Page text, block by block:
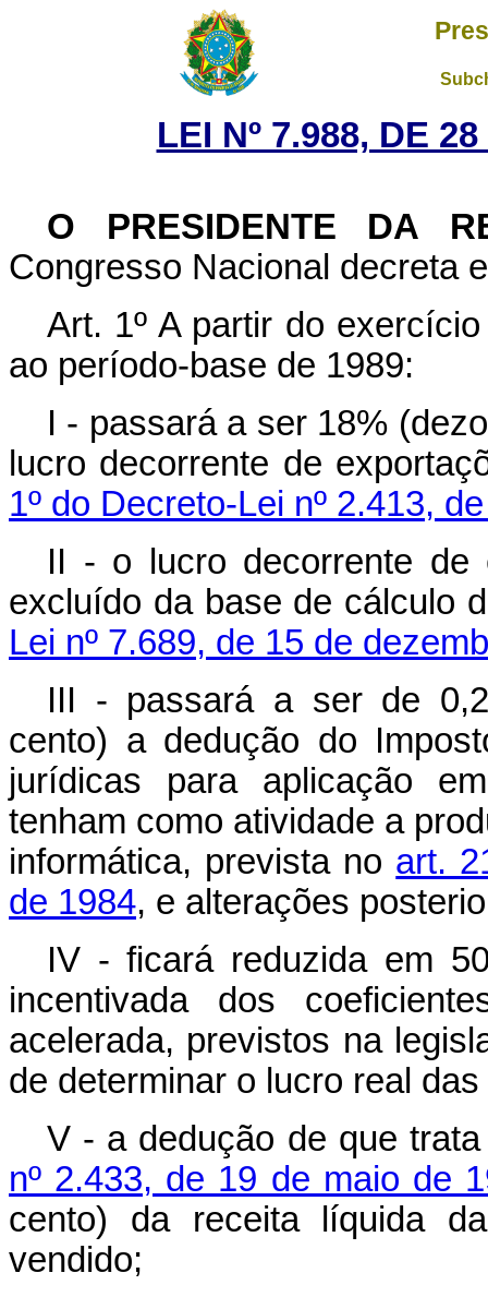
LEI Nº 7.988, DE
O PRESIDENTE DA
Congresso Nacional decreta
Art. 1º A partir do
ao período-base de 1989:
I - passará a ser 18%
lucro decorrente de
1º do Decreto-Lei nº 2.413,
II - o lucro decorrente de
excluído da base de cálculo
Lei nº 7.689, de 15 de
III - passará a ser de
cento) a dedução do
jurídicas para aplicação
tenham como atividade a
informática, prevista no art.
de 1984, e alterações
IV - ficará reduzida em
incentivada dos
acelerada, previstos na
de determinar o lucro real
V - a dedução de que
nº 2.433, de 19 de maio de
cento) da receita líquida
vendido;